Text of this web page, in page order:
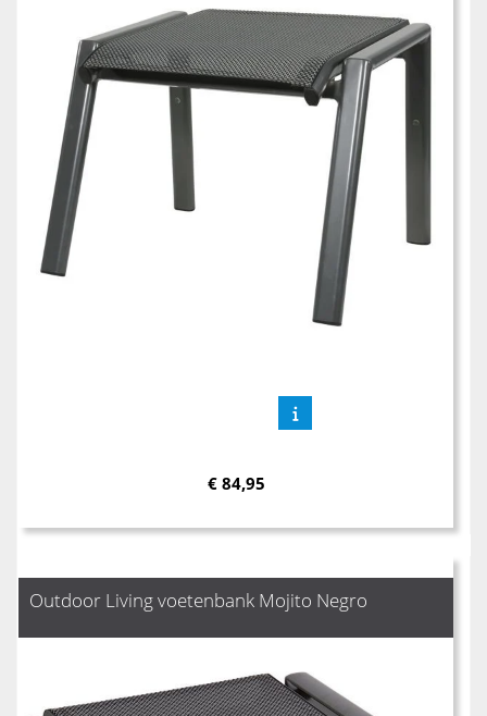
€ 84,95
Outdoor Living voetenbank Mojito Negro